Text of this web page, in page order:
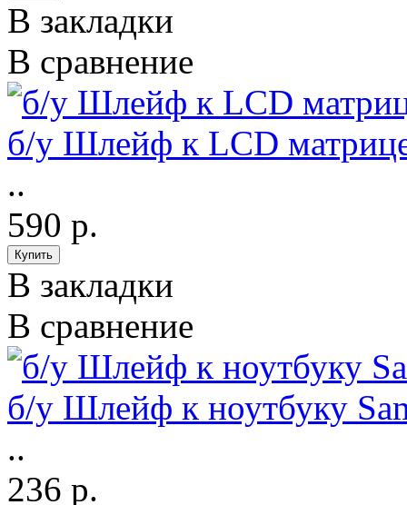
В закладки
В сравнение
б/у Шлейф к LCD
..
590 р.
В закладки
В сравнение
б/у Шлейф к ноутбуку
..
236 р.